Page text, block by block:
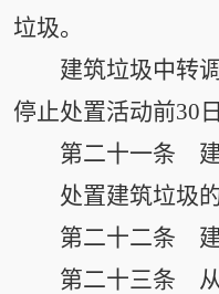
垃圾。
建筑垃圾中转
停止处置活动前30
第二十一条 建
处置建筑垃圾
第二十二条 建
第二十三条 从